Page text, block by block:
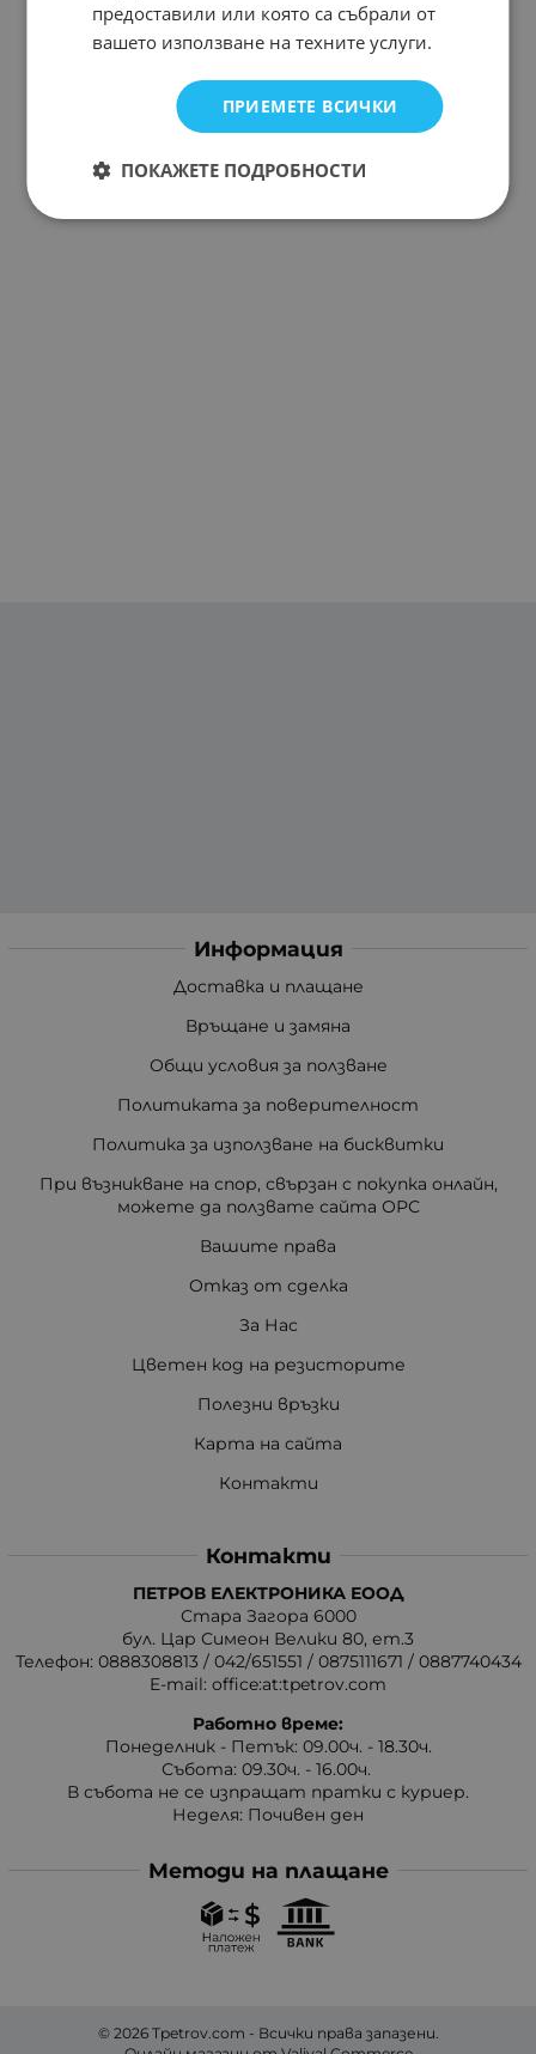
Информация
Доставка и плащане
Връщане и замяна
Общи условия за ползване
Политиката за поверителност
Политика за използване на бисквитки
При възникване на спор, свързан с покупка онлайн,
можете да ползвате сайта ОРС
Вашите права
Отказ от сделка
За Нас
Цветен код на резисторите
Полезни връзки
Карта на сайта
Контакти
Контакти
ПЕТРОВ ЕЛЕКТРОНИКА ЕООД
Стара Загора 6000
бул. Цар Симеон Велики 80, ет.3
Телефон: 0888308813 / 042/651551 / 0875111671 / 0887740434
E-mail: office:at:tpetrov.com
Работно време:
Понеделник - Петък: 09.00ч. - 18.30ч.
Събота: 09.30ч. - 16.00ч.
В събота не се изпращат пратки с куриер.
Неделя: Почивен ден
Методи на плащане
© 2026 Tpetrov.com - Всички права запазени.
предоставили или която са събрали от
вашето използване на техните услуги.
ПРИЕМЕТЕ ВСИЧКИ
ПОКАЖЕТЕ ПОДРОБНОСТИ